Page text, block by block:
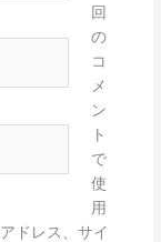
回
の
コ
メ
ン
ト
で
使
用
ドレス、サイ